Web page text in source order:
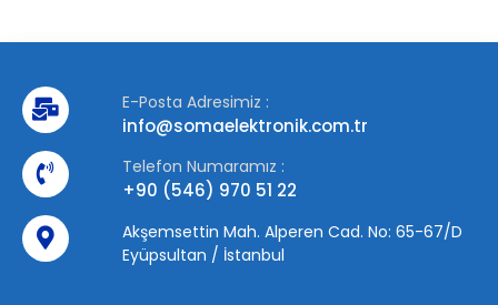
E-Posta Adresimiz :
info@somaelektronik.com.tr
Telefon Numaramız :
+90 (546) 970 51 22
Akşemsettin Mah. Alperen Cad. No: 65-67/D
Eyüpsultan / İstanbul